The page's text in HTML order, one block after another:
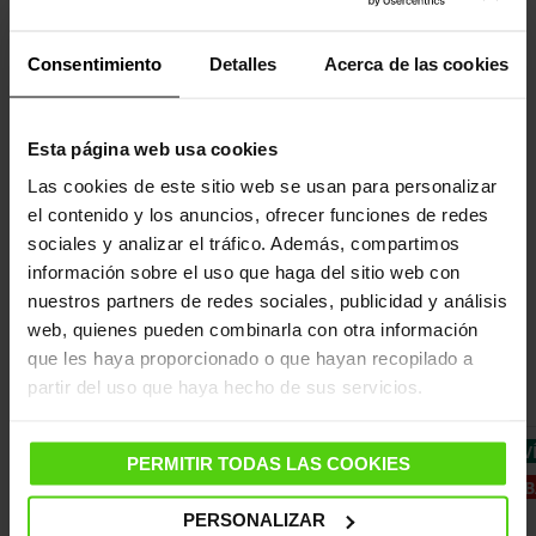
Consentimiento Detalles Acerca de las cookies
Esta página web usa cookies
Las cookies de este sitio web se usan para personalizar
el contenido y los anuncios, ofrecer funciones de redes
sociales y analizar el tráfico. Además, compartimos
información sobre el uso que haga del sitio web con
nuestros partners de redes sociales, publicidad y análisis
web, quienes pueden combinarla con otra información
que les haya proporcionado o que hayan recopilado a
partir del uso que haya hecho de sus servicios.
PERMITIR TODAS LAS COOKIES
PERSONALIZAR
CARACTERÍSTICAS
DATOS TÉCNICOS
OTROS DATOS DE INTERÉS
Consigue más con los accesorios
compatibles